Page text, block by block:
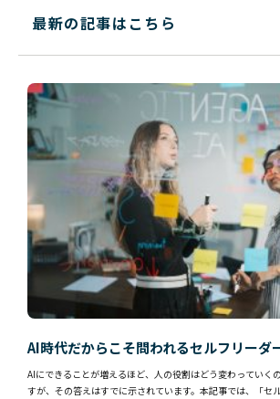
最新の記事はこちら
AI時代だからこそ問われるセルフリーダ
AIにできることが増えるほど、人の役割はどう変わっていく
すが、その答えはすでに示されています。本記事では、「セ